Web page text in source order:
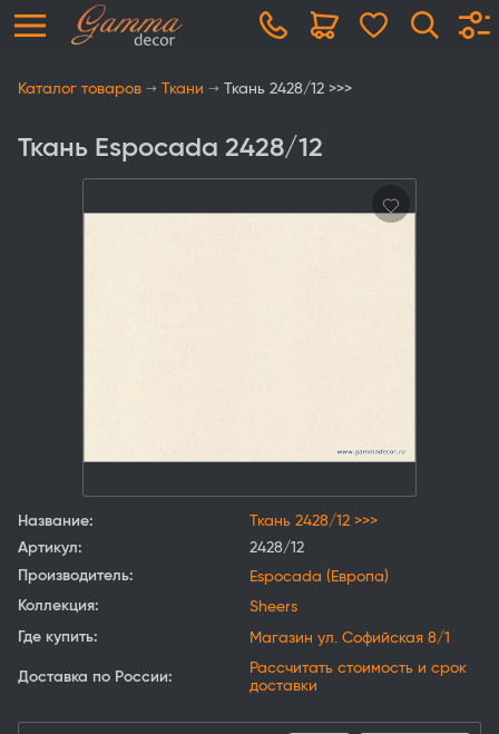
Каталог товаров Ткани Ткань 2428/12 >>>
Ткань Espocada 2428/12
Название:
Ткань 2428/12 >>>
Артикул:
2428/12
Производитель:
Espocada (Европа)
Коллекция:
Sheers
Где купить:
Магазин ул. Софийская 8/1
Доставка по России:
Рассчитать стоимость и срок
доставки